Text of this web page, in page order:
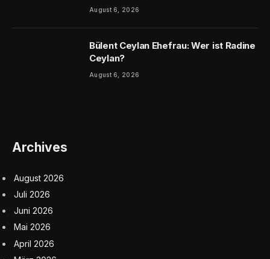
August 6, 2026
Bülent Ceylan Ehefrau: Wer ist Radine
Ceylan?
August 6, 2026
Archives
August 2026
Juli 2026
Juni 2026
Mai 2026
April 2026